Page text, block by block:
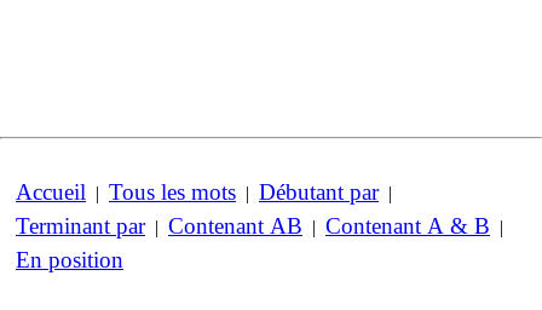
Accueil | Tous les mots | Débutant par|
Terminant par| Contenant AB | Contenant A & B |
En position